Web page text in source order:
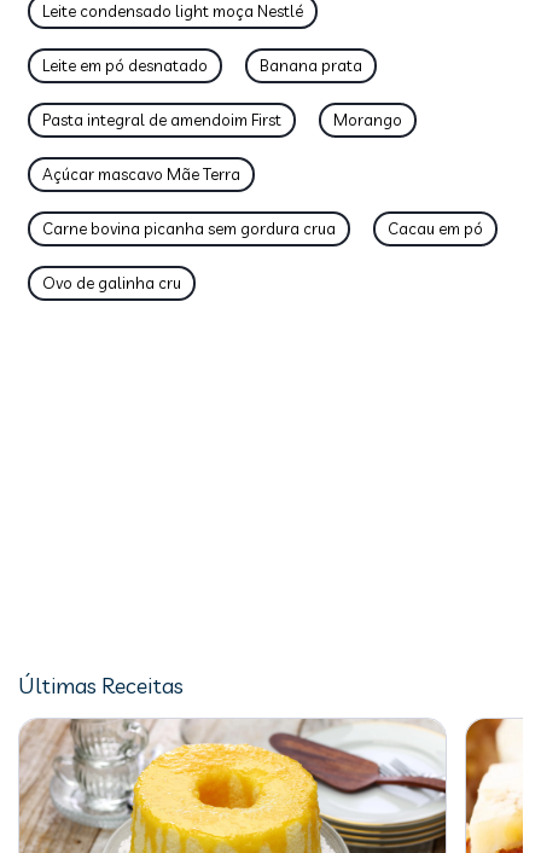
Leite condensado light moça Nestlé
Leite em pó desnatado Banana prata
Pasta integral de amendoim First Morango
Açúcar mascavo Mãe Terra
Carne bovina picanha sem gordura crua Cacau em pó
Ovo de galinha cru
Últimas Receitas